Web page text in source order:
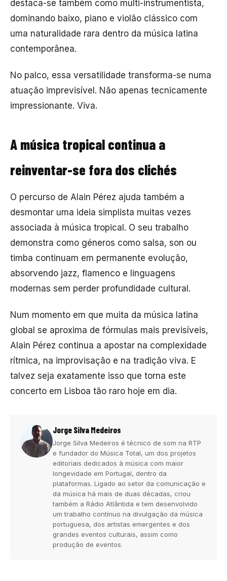
destaca-se também como multi-instrumentista,
dominando baixo, piano e violão clássico com
uma naturalidade rara dentro da música latina
contemporânea.
No palco, essa versatilidade transforma-se numa
atuação imprevisível. Não apenas tecnicamente
impressionante. Viva.
A música tropical continua a
reinventar-se fora dos clichés
O percurso de Alain Pérez ajuda também a
desmontar uma ideia simplista muitas vezes
associada à música tropical. O seu trabalho
demonstra como géneros como salsa, son ou
timba continuam em permanente evolução,
absorvendo jazz, flamenco e linguagens
modernas sem perder profundidade cultural.
Num momento em que muita da música latina
global se aproxima de fórmulas mais previsíveis,
Alain Pérez continua a apostar na complexidade
rítmica, na improvisação e na tradição viva. E
talvez seja exatamente isso que torna este
concerto em Lisboa tão raro hoje em dia.
Jorge Silva Medeiros
Jorge Silva Medeiros é técnico de som na RTP
e fundador do Música Total, um dos projetos
editoriais dedicados à música com maior
longevidade em Portugal, dentro da
plataformas. Ligado ao setor da comunicação e
da música há mais de duas décadas, criou
também a Rádio Atlântida e tem desenvolvido
um trabalho contínuo na divulgação da música
portuguesa, dos artistas emergentes e dos
grandes eventos culturais, assim como
produção de eventos.